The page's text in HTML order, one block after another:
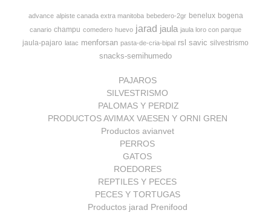
advance alpiste canada extra manitoba bebedero-2gr benelux bogena
canario champu comedero huevo jarad jaula jaula loro con parque
jaula-pajaro latac menforsan pasta-de-cria-bipal rsl savic silvestrismo
snacks-semihumedo
PAJAROS
SILVESTRISMO
PALOMAS Y PERDIZ
PRODUCTOS AVIMAX VAESEN Y ORNI GREN
Productos avianvet
PERROS
GATOS
ROEDORES
REPTILES Y PECES
PECES Y TORTUGAS
Productos jarad Prenifood